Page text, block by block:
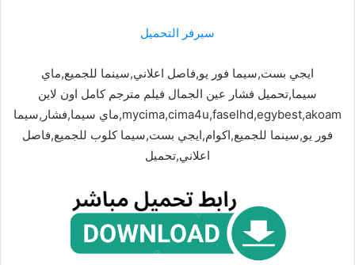
سيرفر التحميل
ايجي بست,سيما فور يو,فاصل اعلاني,سينما للجميع,ماي
سيما,تحميل فشار عين الجمال فيلم مترجم كامل اون لاين
mycima,cima4u,faselhd,egybest,akoam,ماي سيما,فشار,سيما
فور يو,سينما للجميع,اكوام,ايجي بست,سيما كلوب للجميع,فاصل
اعلاني,تحميل